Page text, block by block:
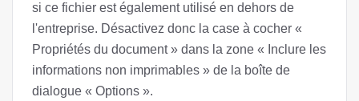
si ce fichier est également utilisé en dehors de
l'entreprise. Désactivez donc la case à cocher «
Propriétés du document » dans la zone « Inclure les
informations non imprimables » de la boîte de
dialogue « Options ».